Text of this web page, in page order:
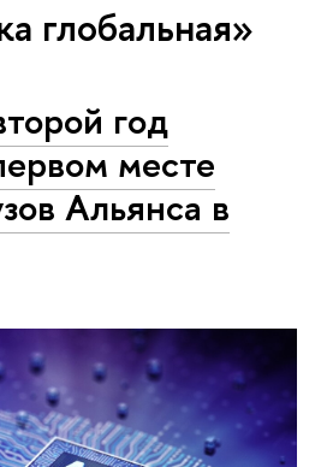
глобальная»
год
месте
Альянса в